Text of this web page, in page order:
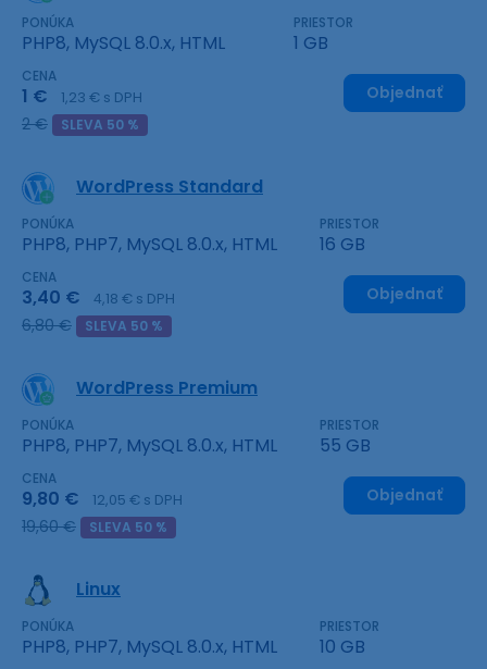
PONÚKA
PHP8, MySQL 8.0.x, HTML
PRIESTOR
1 GB
CENA
1 € 1,23 € s DPH
2 € SLEVA 50 %
Objednať
WordPress Standard
PONÚKA
PHP8, PHP7, MySQL 8.0.x, HTML
PRIESTOR
16 GB
CENA
3,40 € 4,18 € s DPH
6,80 € SLEVA 50 %
Objednať
WordPress Premium
PONÚKA
PHP8, PHP7, MySQL 8.0.x, HTML
PRIESTOR
55 GB
CENA
9,80 € 12,05 € s DPH
19,60 € SLEVA 50 %
Objednať
Linux
PONÚKA
PHP8, PHP7, MySQL 8.0.x, HTML
PRIESTOR
10 GB